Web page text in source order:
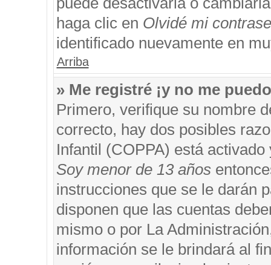
haga clic en Olvidé mi
identificado nuevamente en
Arriba
» Me registré ¡y no me
Primero, verifique su nombre
correcto, hay dos posibles
Infantil (COPPA) está
Soy menor de 13 años
instrucciones que se le darán
disponen que las cuentas
mismo o por La
información se le brindará al